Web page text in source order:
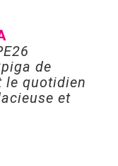
de
le quotidien
et